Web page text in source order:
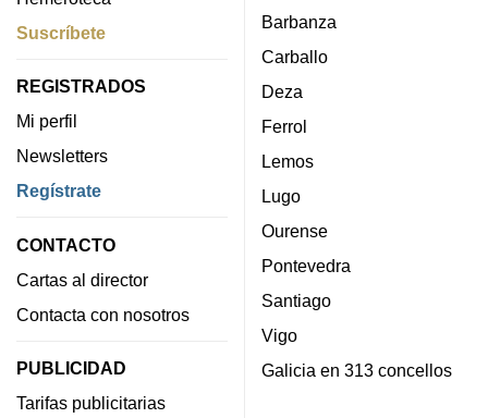
Suscríbete
REGISTRADOS
Mi perfil
Newsletters
Regístrate
CONTACTO
Cartas al director
Contacta con nosotros
PUBLICIDAD
Tarifas publicitarias
Barbanza
Carballo
Deza
Ferrol
Lemos
Lugo
Ourense
Pontevedra
Santiago
Vigo
Galicia en 313 concellos